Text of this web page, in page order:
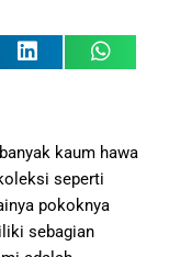
kaum hawa
seperti
pokoknya
sebagian